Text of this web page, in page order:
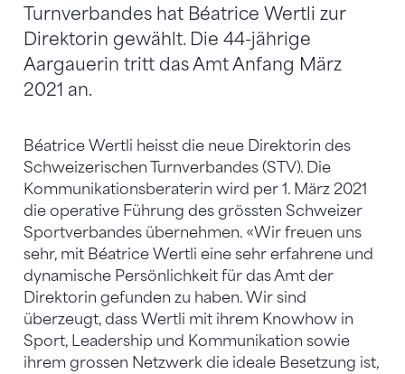
Turnverbandes hat Béatrice Wertli zur
Direktorin gewählt. Die 44-jährige
Aargauerin tritt das Amt Anfang März
2021 an.
Béatrice Wertli heisst die neue Direktorin des
Schweizerischen Turnverbandes (STV). Die
Kommunikationsberaterin wird per 1. März 2021
die operative Führung des grössten Schweizer
Sportverbandes übernehmen. «Wir freuen uns
sehr, mit Béatrice Wertli eine sehr erfahrene und
dynamische Persönlichkeit für das Amt der
Direktorin gefunden zu haben. Wir sind
überzeugt, dass Wertli mit ihrem Knowhow in
Sport, Leadership und Kommunikation sowie
ihrem grossen Netzwerk die ideale Besetzung ist,